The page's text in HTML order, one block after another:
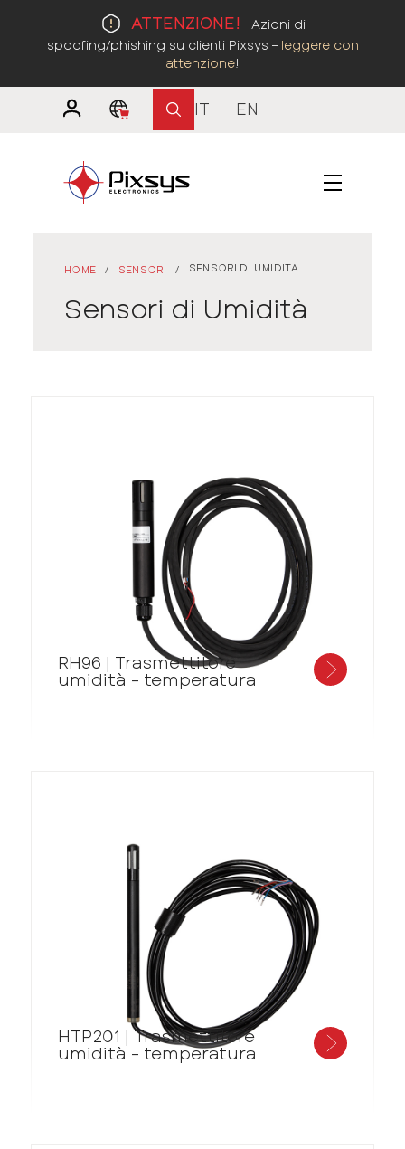
ATTENZIONE!
Azioni di
spoofing/phishing su clienti Pixsys – leggere con
attenzione!
IT EN
HOME / SENSORI / SENSORI DI UMIDITA
Sensori di Umidità
RH96 | Trasmettitore
umidità - temperatura
HTP201 | Trasmettitore
umidità - temperatura